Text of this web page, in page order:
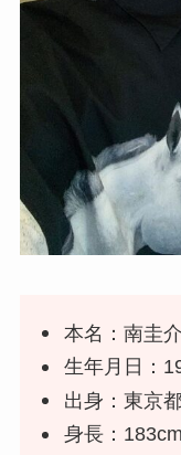
本名：南圭
生年月日：
出身：東京
身長：183cm